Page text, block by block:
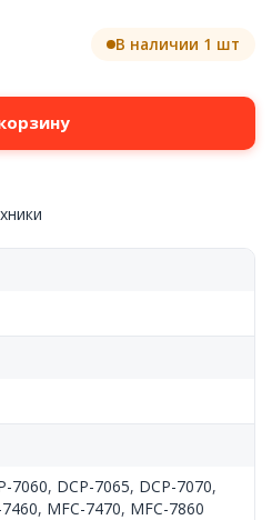
В наличии 1 шт
7060, DCP-7065, DCP-7070,
, MFC-7470, MFC-7860